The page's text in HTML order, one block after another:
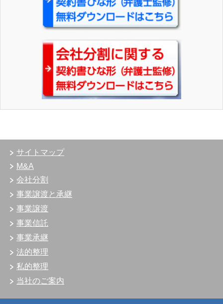
サイトマップ
M&A
会社分割
事業譲渡と承継
事業譲渡
事業信託
事業承継
法的整理
私的整理
当社のご案内